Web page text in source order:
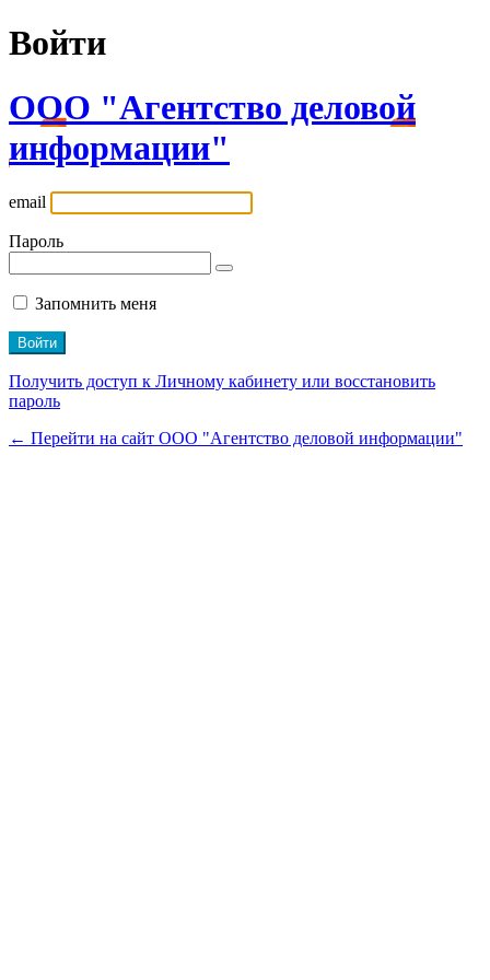
Войти
ООО "Агентство деловой
информации"
email
Пароль
Запомнить меня
Получить доступ к Личному кабинету или восстановить
пароль
← Перейти на сайт ООО "Агентство деловой информации"